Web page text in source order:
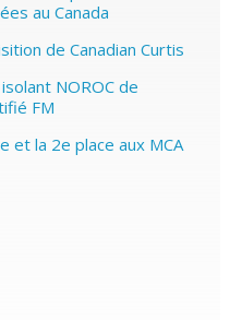
au Canada
de Canadian Curtis
NOROC de
FM
et la 2e place aux MCA